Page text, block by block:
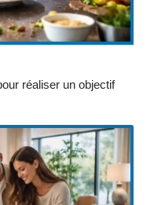
réaliser un objectif